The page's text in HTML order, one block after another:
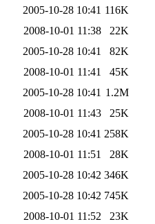
2005-10-28 10:41 116K
2008-10-01 11:38
22K
2005-10-28 10:41
82K
2008-10-01 11:41
45K
2005-10-28 10:41 1.2M
2008-10-01 11:43
25K
2005-10-28 10:41 258K
2008-10-01 11:51
28K
2005-10-28 10:42 346K
2005-10-28 10:42 745K
2008-10-01 11:52
23K